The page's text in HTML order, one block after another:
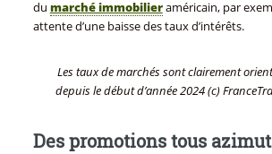
du marché immobilieraméricain, par
attente d’une baisse des taux d’intérêts.
Les taux de marchés sont clairement
depuis le début d’année 2024 (c)
Des promotions tous